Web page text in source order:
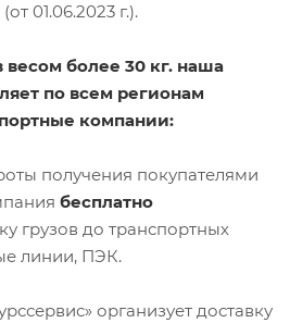
01.06.2023 г.).
весом более 30 кг. наша
по всем регионам
компании:
получения покупателями
бесплатно
грузов до транспортных
линии, ПЭК.
организует доставку